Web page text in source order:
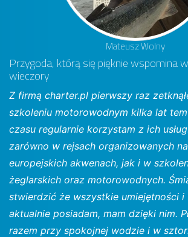
Mateusz Wolny
Przygoda, którą się pięknie wspomina
wieczory
Z firmą charter.pl pierwszy raz
szkoleniu motorowodnym kilka lat
czasu regularnie korzystam z ich
zarówno w rejsach organizowanych
europejskich akwenach, jak i w
żeglarskich oraz motorowodnych.
stwierdzić że wszystkie umiejętności i
aktualnie posiadam, mam dzięki nim.
razem przy spokojnej wodzie i w